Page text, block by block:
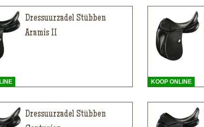
Dressuurzadel Stübben
Aramis II
KOOP ONLINE
Dressuurzadel Stübben